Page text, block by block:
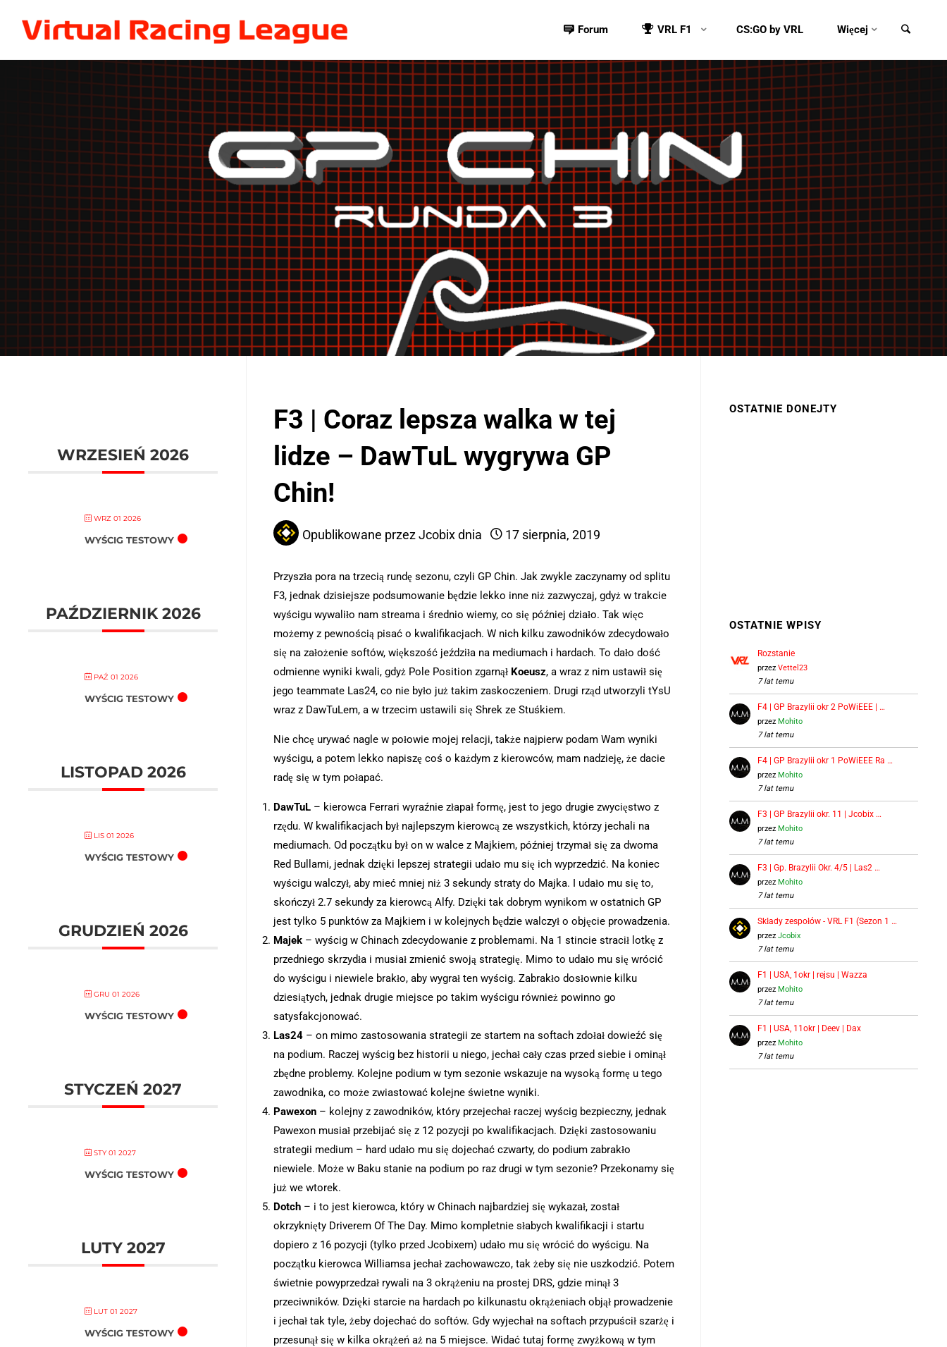
Forum VRL F1 CS:GO by VRL Więcej
F3 | Coraz lepsza walka w tej
lidze – DawTuL wygrywa GP
Chin!
Opublikowane przezJcobixdnia 17 sierpnia, 2019
Przyszła pora na trzecią rundę sezonu, czyli GP Chin. Jak zwykle zaczynamy od splitu
F3, jednak dzisiejsze podsumowanie będzie lekko inne niż zazwyczaj, gdyż w trakcie
wyścigu wywaliło nam streama i średnio wiemy, co się później działo. Tak więc
możemy z pewnością pisać o kwalifikacjach. W nich kilku zawodników zdecydowało
się na założenie softów, większość jeździła na mediumach i hardach. To dało dość
odmienne wyniki kwali, gdyż Pole Position zgarnął Koeusz, a wraz z nim ustawił się
jego teammate Las24, co nie było już takim zaskoczeniem. Drugi rząd utworzyli tYsU
wraz z DawTuLem, a w trzecim ustawili się Shrek ze Stuśkiem.
Nie chcę urywać nagle w połowie mojej relacji, także najpierw podam Wam wyniki
wyścigu, a potem lekko napiszę coś o każdym z kierowców, mam nadzieję, że dacie
radę się w tym połapać.
DawTuL– kierowca Ferrari wyraźnie złapał formę, jest to jego drugie zwycięstwo z
rzędu. W kwalifikacjach był najlepszym kierowcą ze wszystkich, którzy jechali na
mediumach. Od początku był on w walce z Majkiem, później trzymał się za dwoma
Red Bullami, jednak dzięki lepszej strategii udało mu się ich wyprzedzić. Na koniec
wyścigu walczył, aby mieć mniej niż 3 sekundy straty do Majka. I udało mu się to,
skończył 2.7 sekundy za kierowcą Alfy. Dzięki tak dobrym wynikom w ostatnich GP
jest tylko 5 punktów za Majkiem i w kolejnych będzie walczył o objęcie prowadzenia.
Majek– wyścig w Chinach zdecydowanie z problemami. Na 1 stincie stracił lotkę z
przedniego skrzydła i musiał zmienić swoją strategię. Mimo to udało mu się wrócić
do wyścigu i niewiele brakło, aby wygrał ten wyścig. Zabrakło dosłownie kilku
dziesiątych, jednak drugie miejsce po takim wyścigu również powinno go
satysfakcjonować.
Las24– on mimo zastosowania strategii ze startem na softach zdołał dowieźć się
na podium. Raczej wyścig bez historii u niego, jechał cały czas przed siebie i ominął
zbędne problemy. Kolejne podium w tym sezonie wskazuje na wysoką formę u tego
zawodnika, co może zwiastować kolejne świetne wyniki.
Pawexon– kolejny z zawodników, który przejechał raczej wyścig bezpieczny, jednak
Pawexon musiał przebijać się z 12 pozycji po kwalifikacjach. Dzięki zastosowaniu
strategii medium – hard udało mu się dojechać czwarty, do podium zabrakło
niewiele. Może w Baku stanie na podium po raz drugi w tym sezonie? Przekonamy się
już we wtorek.
Dotch– i to jest kierowca, który w Chinach najbardziej się wykazał, został
okrzyknięty Driverem Of The Day. Mimo kompletnie słabych kwalifikacji i startu
dopiero z 16 pozycji (tylko przed Jcobixem) udało mu się wrócić do wyścigu. Na
początku kierowca Williamsa jechał zachowawczo, tak żeby się nie uszkodzić. Potem
świetnie powyprzedzał rywali na 3 okrążeniu na prostej DRS, gdzie minął 3
przeciwników. Dzięki starcie na hardach po kilkunastu okrążeniach objął prowadzenie
i jechał tak tyle, żeby dojechać do softów. Gdy wyjechał na softach przypuścił szarżę i
przesunął się w kilka okrążeń aż na 5 miejsce. Widać tutaj formę zwyżkową w tym
WRZESIEŃ 2026
WRZ 01 2026
WYŚCIG TESTOWY
PAŹDZIERNIK 2026
PAŹ 01 2026
WYŚCIG TESTOWY
LISTOPAD 2026
LIS 01 2026
WYŚCIG TESTOWY
GRUDZIEŃ 2026
GRU 01 2026
WYŚCIG TESTOWY
STYCZEŃ 2027
STY 01 2027
WYŚCIG TESTOWY
LUTY 2027
LUT 01 2027
WYŚCIG TESTOWY
OSTATNIE DONEJTY
OSTATNIE WPISY
Rozstanie
przezVettel23
7 lat temu
F4 | GP Brazylii okr 2 PoWiEEE | …
przezMohito
7 lat temu
F4 | GP Brazylii okr 1 PoWiEEE Ra …
przezMohito
7 lat temu
F3 | GP Brazylii okr. 11 | Jcobix …
przezMohito
7 lat temu
F3 | Gp. Brazylii Okr. 4/5 | Las2 …
przezMohito
7 lat temu
Składy zespołów - VRL F1 (Sezon 1 …
przezJcobix
7 lat temu
F1 | USA, 1okr | rejsu | Wazza
przezMohito
7 lat temu
F1 | USA, 11okr | Deev | Dax
przezMohito
7 lat temu